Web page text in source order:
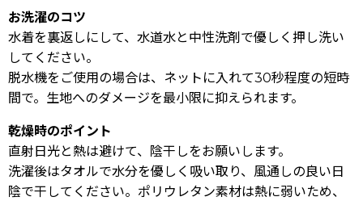
お洗濯のコツ
水着を裏返しにして、水道水と中性洗剤で優しく押し洗い
してください。
脱水機をご使用の場合は、ネットに入れて30秒程度の短時
間で。生地へのダメージを最小限に抑えられます。
乾燥時のポイント
直射日光と熱は避けて、陰干しをお願いします。
洗濯後はタオルで水分を優しく吸い取り、風通しの良い日
陰で干してください。ポリウレタン素材は熱に弱いため、